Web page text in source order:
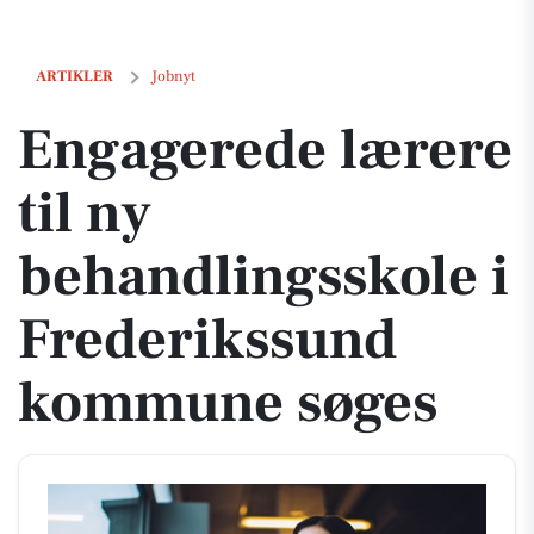
ARTIKLER Jobnyt
Engagerede lærere til ny behandlingsskole i Frederikssund
Engagerede lærere
til ny
behandlingsskole i
Frederikssund
kommune søges